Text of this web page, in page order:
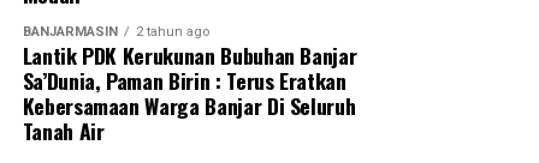
‎”Kita tetap saling mencintai dan menyayangi. Kita harus
menciptakan Indonesia dan Kalimantan Selatan agar
semuanya menjadi aman, rukun, dan nyaman dalam
kehidupan,” tandasnya. [adv/riv/adpim]
BANJARMASIN 2 tahun ago
Lantik PDK Kerukunan Bubuhan Banjar
Sa’Dunia, Paman Birin : Terus Eratkan
Kebersamaan Warga Banjar Di Seluruh
Tanah Air